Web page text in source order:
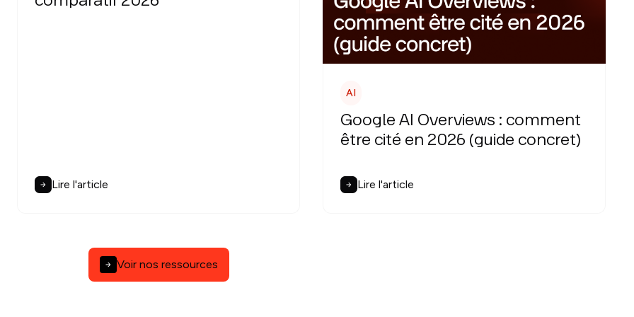
Lire l'article
AI
Google AI Overviews : comment
être cité en 2026 (guide concret)
Lire l'article
Voir nos ressources